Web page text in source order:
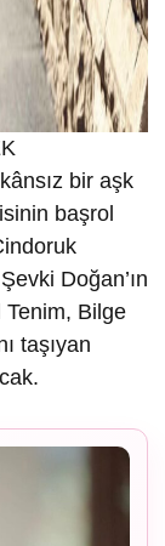
bir aşk
başrol
Doğan’ın
Bilge
taşıyan